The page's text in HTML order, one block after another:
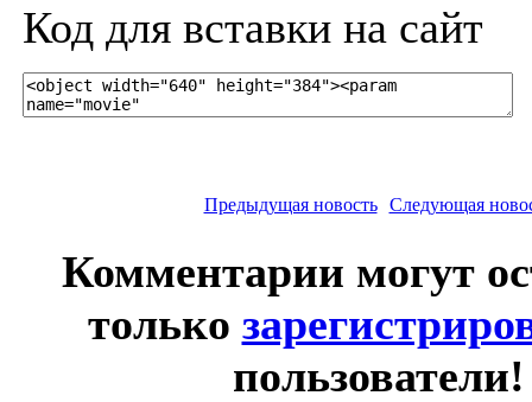
Код для вставки на сайт
Предыдущая новость Следующая
Комментарии могут
только
пользователи!